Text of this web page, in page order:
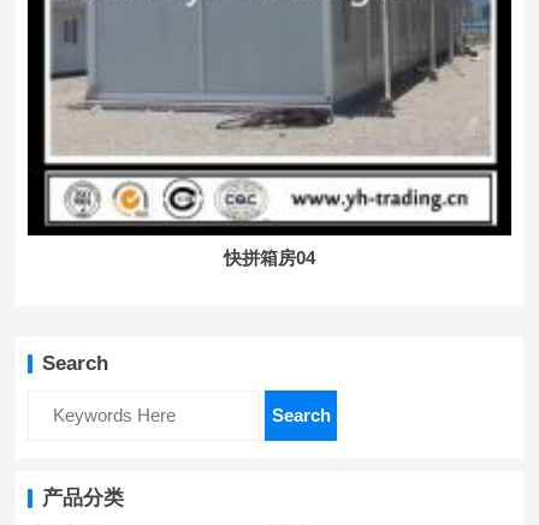
快拼箱房04
Search
Search
产品分类